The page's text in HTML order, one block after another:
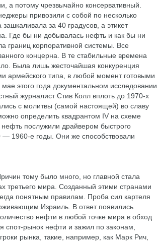
а потому чрезвычайно консервативный.
привозили с собой по несколько
за 40 градусов, а этикет
Где бы ни добывалась нефть и как бы ни
границ корпоративной системы. Все
концерна. В те стабильные времена
Была лишь жесточайшая конкуренция
армейского типа, в любой момент готовыми
этого года документальном исследовании
журналист Стив Колл вплоть до 1970-х
с молитвы (самой настоящей) во славу
определить квадрантом IV на схеме
послужили драйвером быстрого
— 1960-е годы. Они же способствовали
тому было много, но главной стала
третьего мира. Созданный этими странами
понятным правилам. Проба сил картеля
Израиль. В ответ появились
нефти в любой точке мира в обход
спот-рынок нефти и зажил по законам,
рынка, такие, например, как Марк Рич,